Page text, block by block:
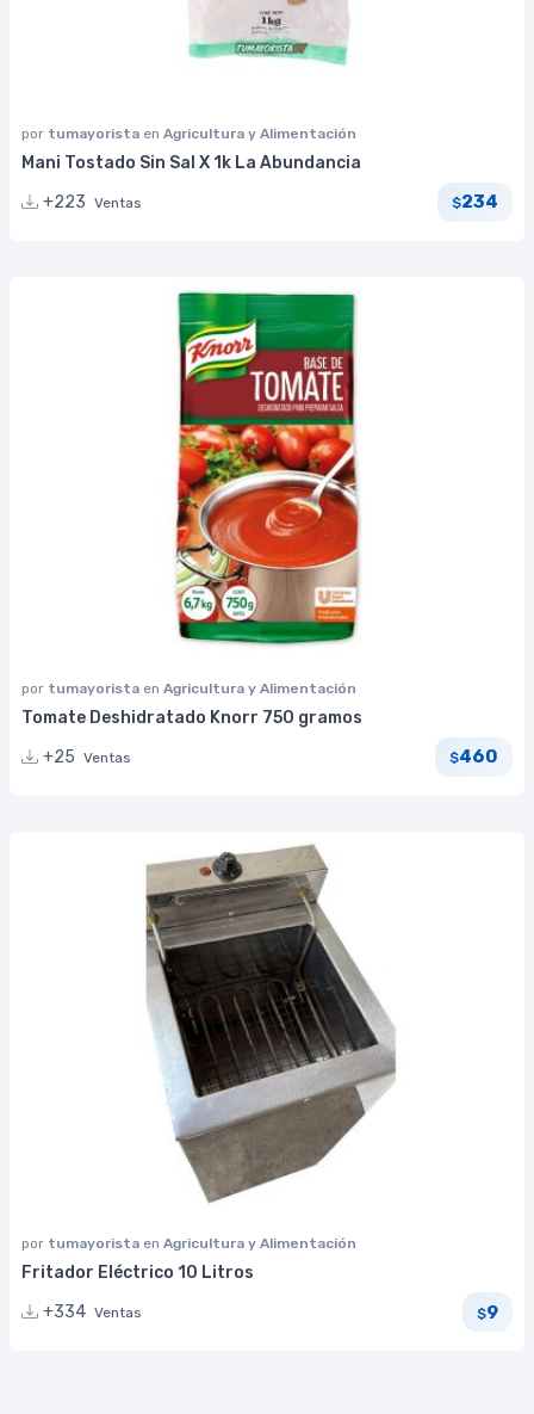
por tumayorista en Agricultura y Alimentación
Mani Tostado Sin Sal X 1k La Abundancia
+223 Ventas $234
por tumayorista en Agricultura y Alimentación
Tomate Deshidratado Knorr 750 gramos
+25 Ventas $460
por tumayorista en Agricultura y Alimentación
Fritador Eléctrico 10 Litros
+334 Ventas $9